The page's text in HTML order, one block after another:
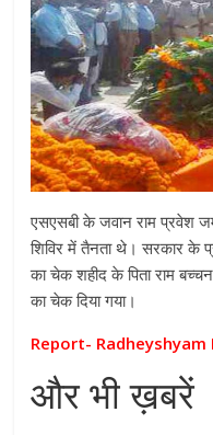
o
k
r
p
p
एसएसबी के जवान राम प्रवेश
शिविर में तैनता थे। सरकार के
का चेक शहीद के पिता राम
का चेक दिया गया।
Report- Radheyshyam
और भी ख़बरें